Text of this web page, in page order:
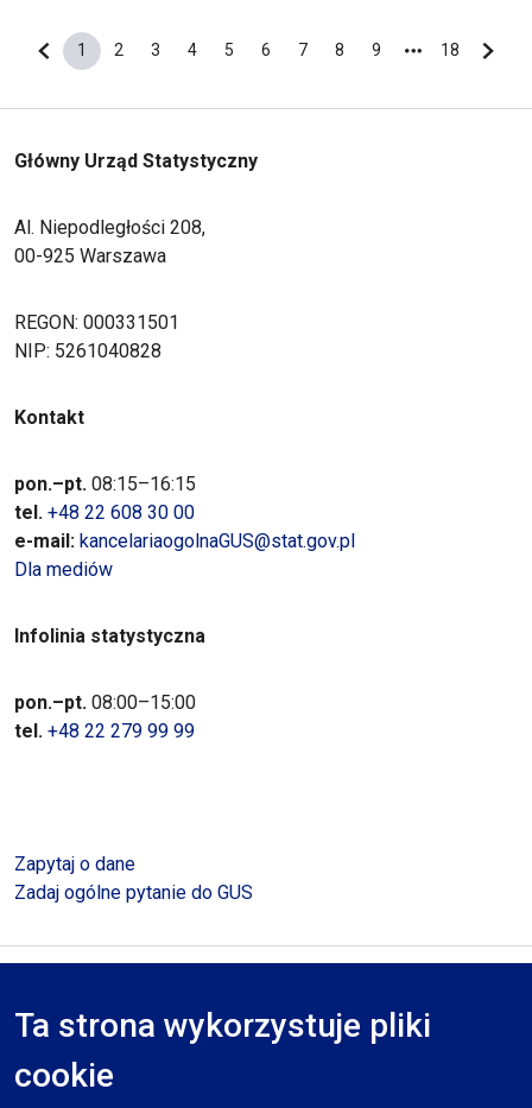
Ta strona wykorzystuje pliki
cookie
Poprzednia strona
Bieżąca strona
1
Strona
2
Strona
3
Strona
4
Strona
5
Strona
6
Strona
7
Strona
8
Strona
9
Ostatnia
18
Główny Urząd Statystyczny
Al. Niepodległości 208,
00-925 Warszawa
REGON: 000331501
NIP: 5261040828
Kontakt
pon.–pt. 08:15–16:15
tel. +48 22 608 30 00
e-mail: kancelariaogolnaGUS@stat.gov.pl
Dla mediów
Infolinia statystyczna
pon.–pt. 08:00–15:00
tel. +48 22 279 99 99
Zapytaj o dane
Zadaj ogólne pytanie do GUS
RODO